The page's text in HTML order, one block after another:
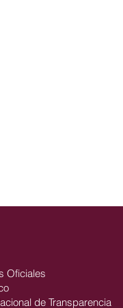
Oficiales
de Transparencia